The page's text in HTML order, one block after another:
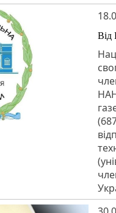
Від